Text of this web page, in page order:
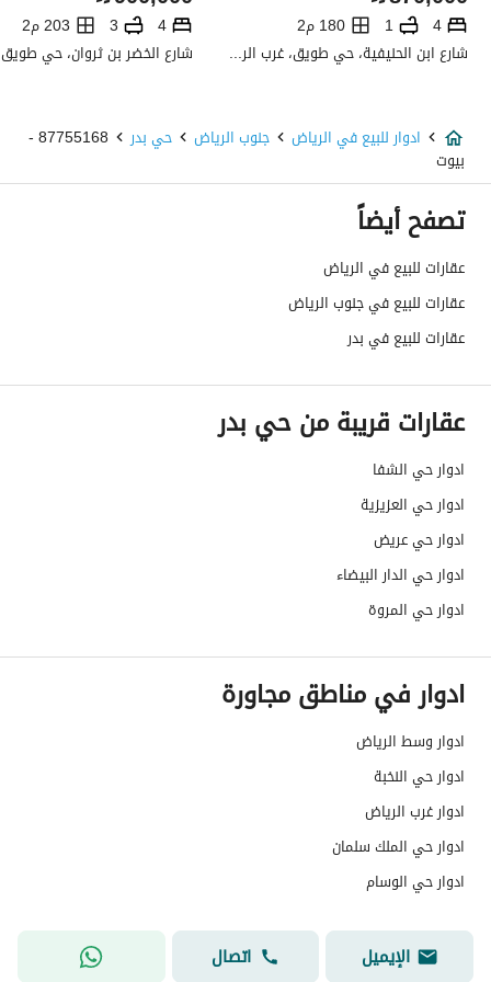
تفاصيل اضافية
عرض الشارع
0
رقم المخطط
3314/1
رقم صك الملكية
واجهة العقار
حدود واطوال العقار
الضمانات والمدة
-
قنوات الاعلان
منصة مرخصة ،لوحة اعلانية ،منصات
هل يوجد اي التزام على
العقار ؟
مطابقة لكود البناء
السعودي
العقار مرهون
لا
العقار مقيد
لا
رقم الأرض
ملاحظات
حدود العقار/الملكية
الشرقي
4
1
180 م2
شارع ابن الحنيفية، حي طويق، غرب الرياض، الرياض
4
3 203 م2
ادوار للبيع في الرياض جنوب الرياض حي بدر 87755168 -
بيوت
تصفح أيضاً
عقارات للبيع في الرياض
عقارات للبيع في جنوب الرياض
عقارات للبيع في بدر
عقارات قريبة من حي بدر
ادوار حي الشفا
ادوار حي العزيزية
ادوار حي عريض
ادوار حي الدار البيضاء
ادوار حي المروة
ادوار في مناطق مجاورة
ادوار وسط الرياض
ادوار حي النخبة
ادوار غرب الرياض
ادوار حي الملك سلمان
ادوار حي الوسام
الإيميل اتصال